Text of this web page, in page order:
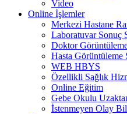
Video
Online İşlemler
Merkezi Hastane
Laboratuvar Sonuç
Doktor
Hasta Görüntüleme
WEB HBYS
Özellikli Sağlık
Online Eğitim
Gebe Okulu
İstenmeyen Olay